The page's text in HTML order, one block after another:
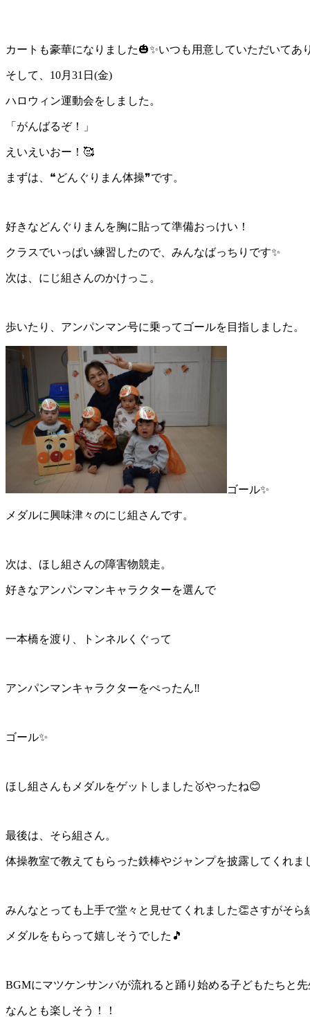
カートも豪華になりました🎃✨いつも用意していただいてあ
そして、10月31日(金)
ハロウィン運動会をしました。
「がんばるぞ！」
えいえいおー！🥰
まずは、❝どんぐりまん体操❞です。
好きなどんぐりまんを胸に貼って準備おっけい！
クラスでいっぱい練習したので、みんなばっちりです✨
次は、にじ組さんのかけっこ。
歩いたり、アンパンマン号に乗ってゴールを目指しました。
ゴール✨
メダルに興味津々のにじ組さんです。
次は、ほし組さんの障害物競走。
好きなアンパンマンキャラクターを選んで
一本橋を渡り、トンネルくぐって
アンパンマンキャラクターをぺったん‼️
ゴール✨
ほし組さんもメダルをゲットしました🥇やったね😊
最後は、そら組さん。
体操教室で教えてもらった鉄棒やジャンプを披露してくれま
みんなとっても上手で堂々と見せてくれました👏さすがそら
メダルをもらって嬉しそうでした🎵
BGMにマツケンサンバが流れると踊り始める子どもたちと先
なんとも楽しそう！！